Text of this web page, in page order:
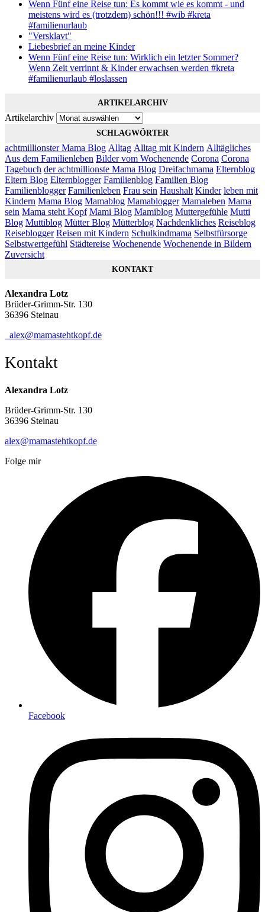
Wenn Fünf eine Reise tun: Es kommt wie es kommt - und
meistens wird es (trotzdem) schön!!! #wib #kreta
#familienurlaub
"Versklavt"
Liebesbrief an meine Kinder
Wenn Fünf eine Reise tun: Wirklich ein letzter Sommer?
Wenn Zeit verrinnt & Kinder erwachsen werden #kreta
#familienurlaub #loslassen
ARTIKELARCHIV
Artikelarchiv
SCHLAGWÖRTER
achtmillionster Mama Blog Alltag Alltag mit Kindern Alltägliches
Aus dem Familienleben Bilder vom Wochenende Corona Corona
Tagebuch der achtmillionste Mama Blog Dreifachmama Elternblog
Eltern Blog Elternblogger Familienblog Familien Blog
Familienblogger Familienleben Frau sein Haushalt Kinder leben mit
Kindern Mama Blog Mamablog Mamablogger Mamaleben Mama
sein Mama steht Kopf Mami Blog Mamiblog Muttergefühle Mutti
Blog Muttiblog Mütter Blog Mütterblog Nachdenkliches Reiseblog
Reiseblogger Reisen mit Kindern Schulkindmama Selbstfürsorge
Selbstwertgefühl Städtereise Wochenende Wochenende in Bildern
Zuversicht
KONTAKT
Alexandra Lotz
Brüder-Grimm-Str. 130
36396 Steinau
alex@mamastehtkopf.de
Kontakt
Alexandra Lotz
Brüder-Grimm-Str. 130
36396 Steinau
alex@mamastehtkopf.de
Folge mir
Facebook